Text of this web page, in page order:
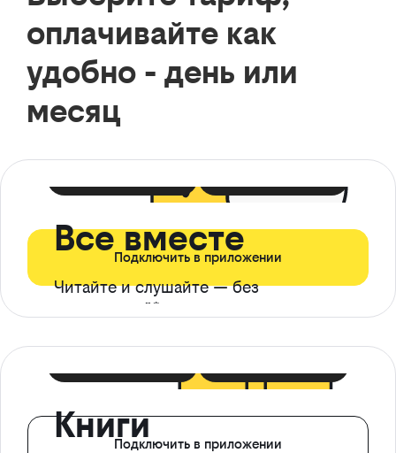
оплачивайте как
удобно - день или
месяц
Все вместе
Читайте и слушайте — без
ограничений*
Подключить в приложении
КнигиПодключить в приложении